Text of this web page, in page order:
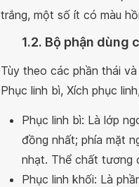
trắng, một số ít có màu
1.2. Bộ phận dùng
Tùy theo các phần thái
Phục linh bì, Xích phục
Phục linh bì: Là lớp
đồng nhất; phía mặt
nhạt. Thể chất tương
Phục linh khối: Là